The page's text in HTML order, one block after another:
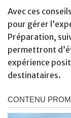
Avec ces
pour gérer
Préparation,
permettront
expérience
destinataires.